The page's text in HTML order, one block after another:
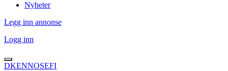
Nyheter
Legg inn annonse
Logg inn
DKENNOSEFI